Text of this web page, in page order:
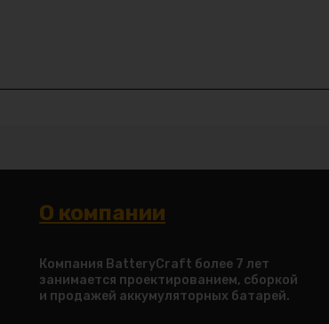
О компании
Компания BatteryCraft более 7 лет
занимается проектированием, сборкой
и продажей аккумуляторных батарей.